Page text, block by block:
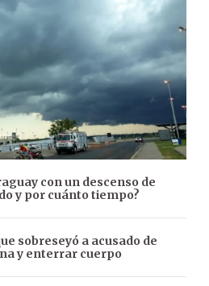
con un descenso de
y por cuánto tiempo?
sobreseyó a acusado de
y enterrar cuerpo